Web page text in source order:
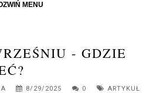
MENU
- GDZIE
8/29/2025 0
ARTYKUŁ